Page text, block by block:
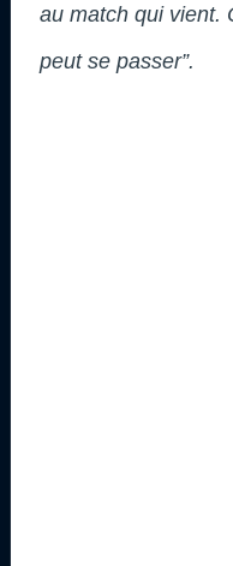
au match qui vient.
peut se passer”.